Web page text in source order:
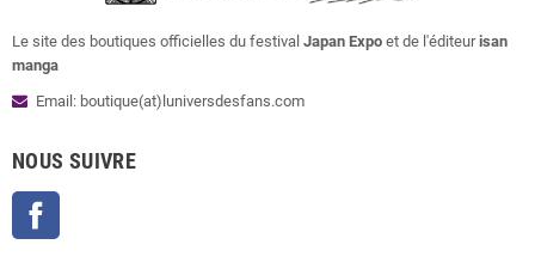
Le site des boutiques officielles du festival Japan Expo et de l'éditeurisan
manga
Email: boutique(at)luniversdesfans.com
NOUS SUIVRE